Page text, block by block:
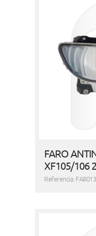
FARO
XF105/106
Referencia: